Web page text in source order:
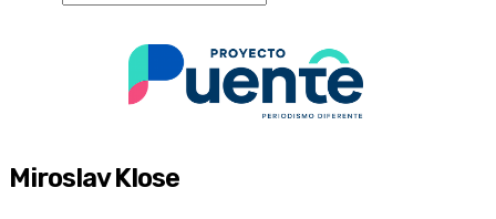
Miroslav Klose